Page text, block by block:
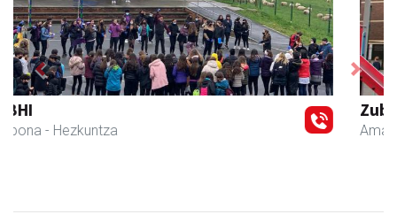
Zubimusu Ikastola
Amasa-Villabona
Previous Next